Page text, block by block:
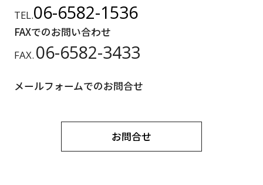
TEL.06-6582-1536
FAXでのお問い合わせ
FAX. 06-6582-3433
メールフォームでのお問合せ
お問合せ